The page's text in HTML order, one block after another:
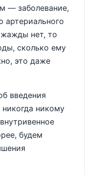
— заболевание,
нет, то
сколько ему
это даже
введения
никому
будем